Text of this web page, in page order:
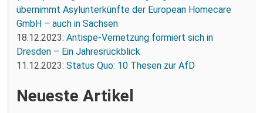
übernimmt Asylunterkünfte der European Homecare
GmbH – auch in Sachsen
18.12.2023: Antispe-Vernetzung formiert sich in
Dresden – Ein Jahresrückblick
11.12.2023: Status Quo: 10 Thesen zur AfD
Neueste Artikel